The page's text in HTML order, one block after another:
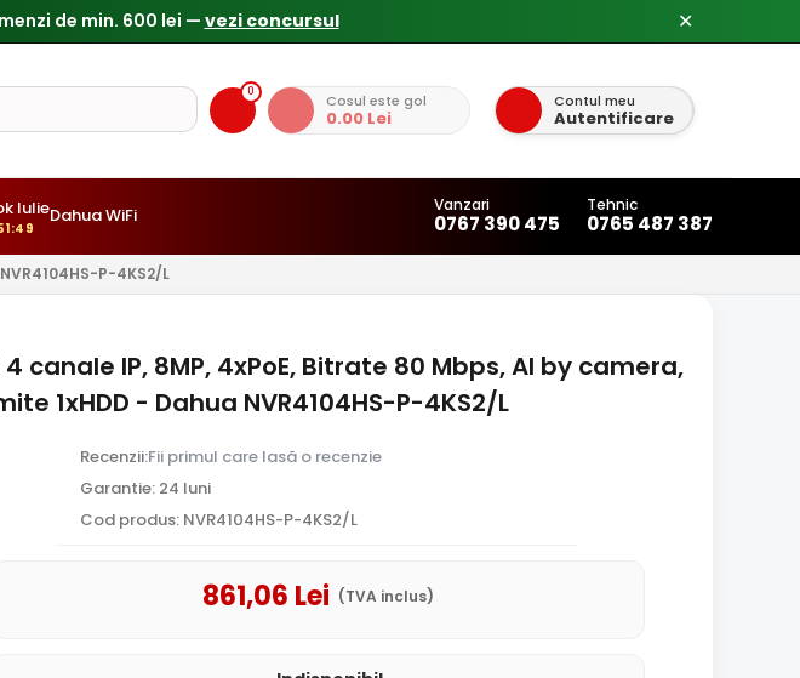
de min. 600 lei — vezi concursul ✕
0 Cosul este gol
0.00 Lei
Contul meu
Autentificare
IulieDahua WiFi Vanzari
0767 390 475
Tehnic
0765 487 387
NVR4104HS-P-4KS2/L
4 canale IP, 8MP, 4xPoE, Bitrate 80 Mbps, AI by camera,
1xHDD - Dahua NVR4104HS-P-4KS2/L
Recenzii:Fii primul care lasă o recenzie
Garantie: 24 luni
Cod produs: NVR4104HS-P-4KS2/L
861,06 Lei (TVA inclus)